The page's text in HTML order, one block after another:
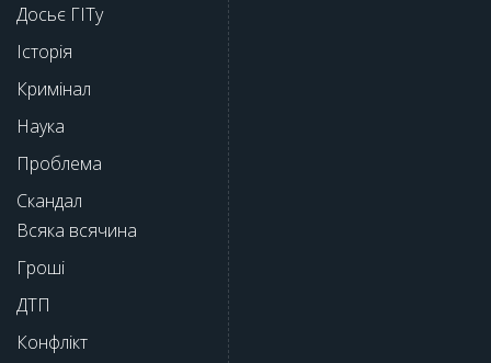
Досьє ГІТу
Історія
Кримінал
Наука
Проблема
Скандал
Всяка всячина
Гроші
ДТП
Конфлікт